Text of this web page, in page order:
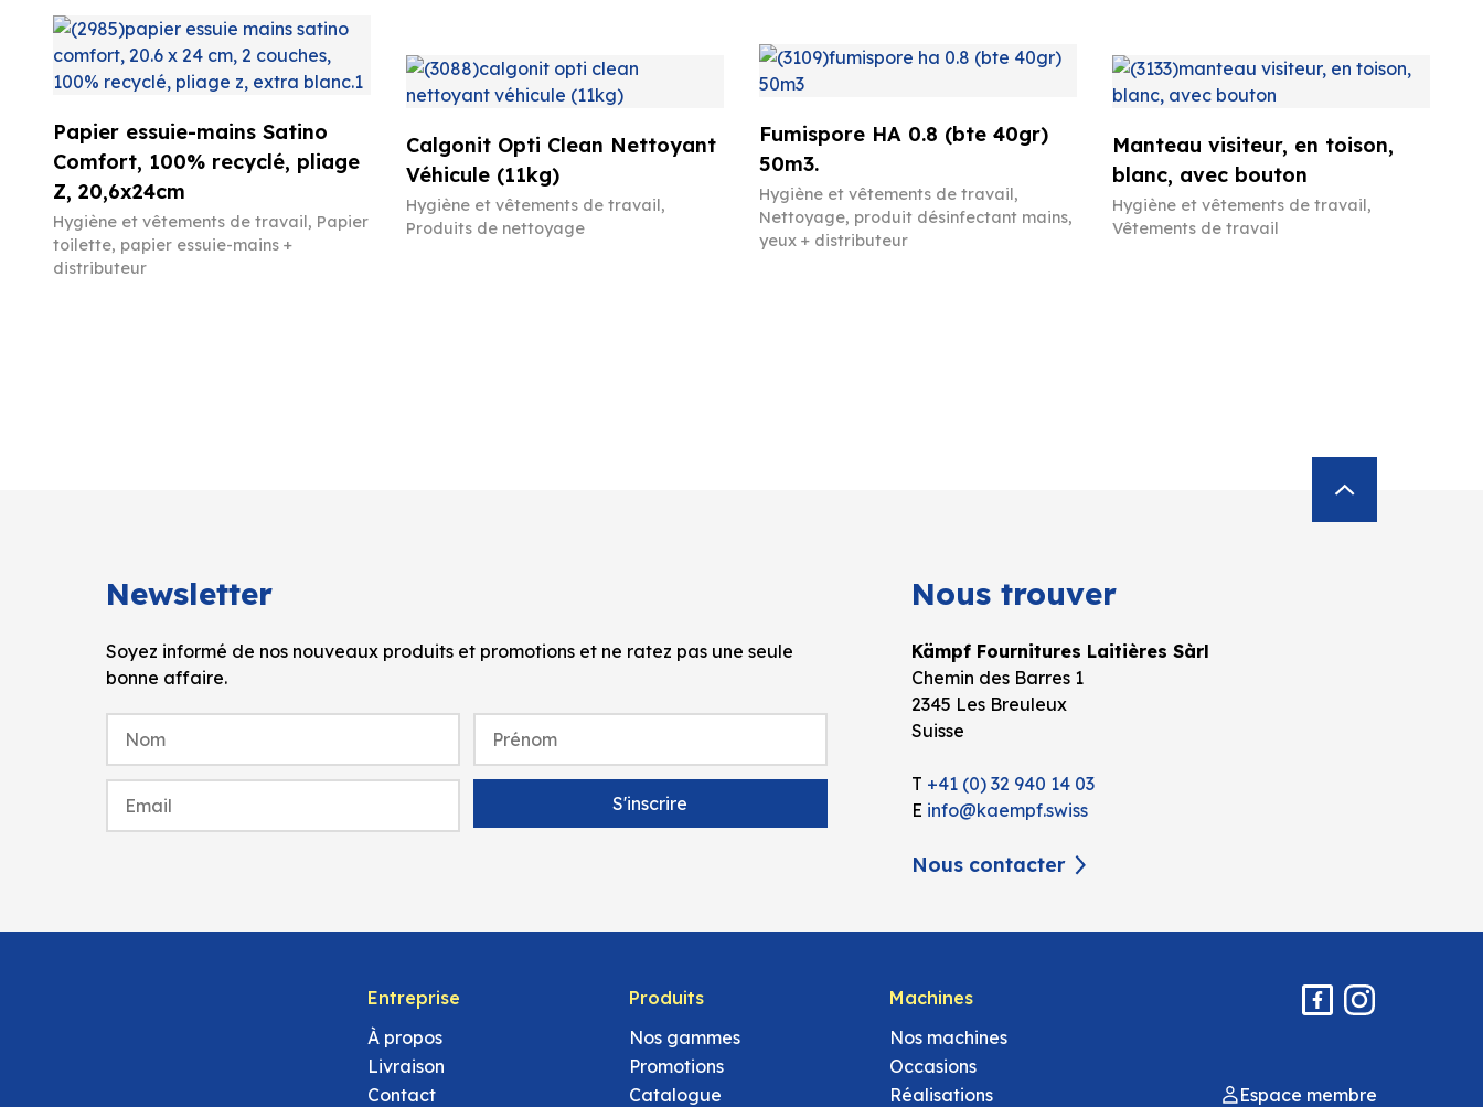
Papier essuie-mains Satino
Comfort, 100% recyclé, pliage
Z, 20,6x24cm
Hygiène et vêtements de travail, Papier
toilette, papier essuie-mains +
distributeur
Calgonit Opti Clean Nettoyant
Véhicule (11kg)
Hygiène et vêtements de travail,
Produits de nettoyage
Fumispore HA 0.8 (bte 40gr)
50m3.
Hygiène et vêtements de travail,
Nettoyage, produit désinfectant mains,
yeux + distributeur
Manteau visiteur, en toison,
blanc, avec bouton
Hygiène et vêtements de travail,
Vêtements de travail
Newsletter
Soyez informé de nos nouveaux produits et promotions et ne ratez pas une seule
bonne affaire.
Nous trouver
Kämpf Fournitures Laitières Sàrl
Chemin des Barres 1
2345 Les Breuleux
Suisse
T +41 (0) 32 940 14 03
E info@kaempf.swiss
Nous contacter
Entreprise
À propos
Livraison
Contact
Produits
Nos gammes
Promotions
Catalogue
Machines
Nos machines
Occasions
Réalisations
Espace membre